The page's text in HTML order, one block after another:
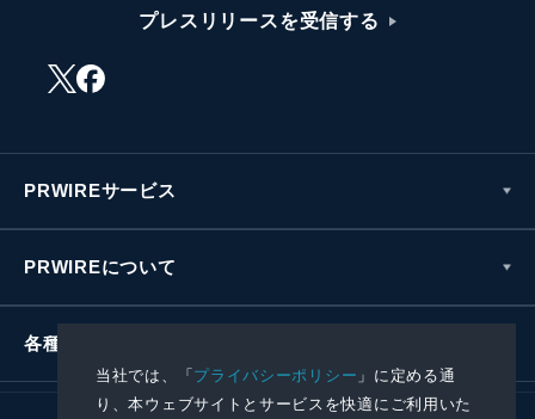
当社では、「プライバシーポリシー 」に定める通
り、本ウェブサイトとサービスを快適にご利用いた
プレスリリースを受信する
PRWIREサービス
PRWIREについて
各種お問い合わせ